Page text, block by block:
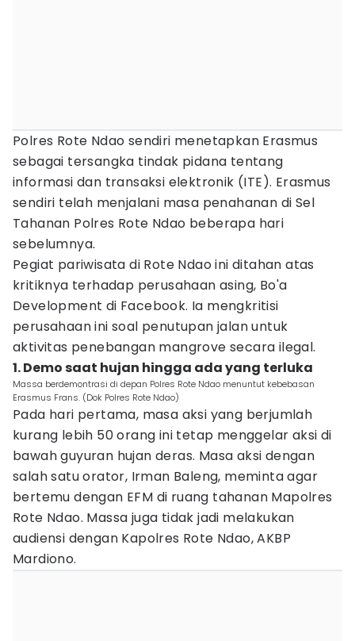
Polres Rote Ndao sendiri menetapkan Erasmus
sebagai tersangka tindak pidana tentang
informasi dan transaksi elektronik (ITE). Erasmus
sendiri telah menjalani masa penahanan di Sel
Tahanan Polres Rote Ndao beberapa hari
sebelumnya.
Pegiat pariwisata di Rote Ndao ini ditahan atas
kritiknya terhadap perusahaan asing, Bo'a
Development di Facebook. Ia mengkritisi
perusahaan ini soal penutupan jalan untuk
aktivitas penebangan mangrove secara ilegal.
1. Demo saat hujan hingga ada yang terluka
Massa berdemontrasi di depan Polres Rote Ndao menuntut kebebasan
Erasmus Frans. (Dok Polres Rote Ndao)
Pada hari pertama, masa aksi yang berjumlah
kurang lebih 50 orang ini tetap menggelar aksi di
bawah guyuran hujan deras. Masa aksi dengan
salah satu orator, Irman Baleng, meminta agar
bertemu dengan EFM di ruang tahanan Mapolres
Rote Ndao. Massa juga tidak jadi melakukan
audiensi dengan Kapolres Rote Ndao, AKBP
Mardiono.